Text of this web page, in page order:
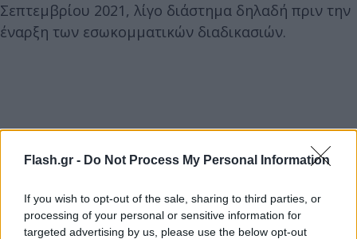
Flash.gr - Do Not Process My Personal Information
If you wish to opt-out of the sale, sharing to third parties, or
processing of your personal or sensitive information for
targeted advertising by us, please use the below opt-out
Σεπτεμβρίου 2021, λίγο διάστημα δηλαδή πριν την
έναρξη των εσωκομματικών διαδικασιών.